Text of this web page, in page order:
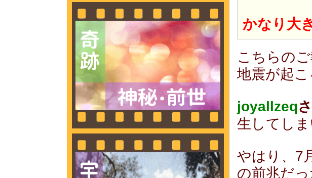
かなり大
こちらのご
地震が起こ
joyallzeq
生してしま
やはり、7
の前兆だ